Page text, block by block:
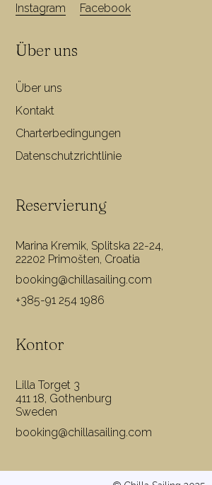
Instagram Facebook
Über uns
Über uns
Kontakt
Charterbedingungen
Datenschutzrichtlinie
Reservierung
Marina Kremik, Splitska 22-24,
22202 Primošten, Croatia
booking@chillasailing.com
+385-91 254 1986
Kontor
Lilla Torget 3
411 18, Gothenburg
Sweden
booking@chillasailing.com